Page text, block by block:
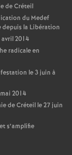
de Créteil
du Medef
depuis la Libération
avril 2014
radicale en
le 3 juin à
2014
de Créteil le 27 juin
s’amplifie